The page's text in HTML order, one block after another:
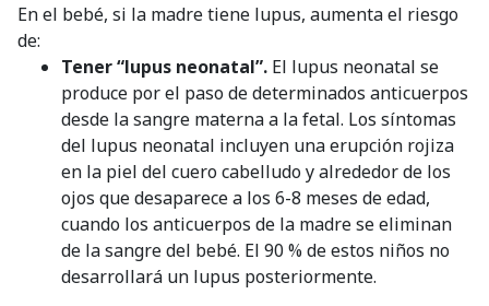
En el bebé, si la madre tiene lupus, aumenta el riesgo
de:
Tener “lupus neonatal”. El lupus neonatal se
produce por el paso de determinados anticuerpos
desde la sangre materna a la fetal. Los síntomas
del lupus neonatal incluyen una erupción rojiza
en la piel del cuero cabelludo y alrededor de los
ojos que desaparece a los 6-8 meses de edad,
cuando los anticuerpos de la madre se eliminan
de la sangre del bebé. El 90 % de estos niños no
desarrollará un lupus posteriormente.